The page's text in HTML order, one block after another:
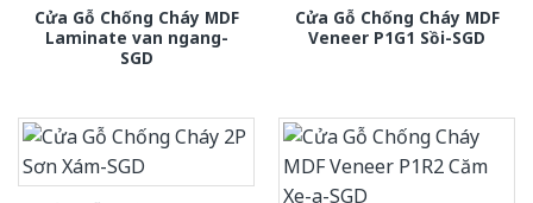
Cửa Gỗ Chống Cháy MDF
Laminate van ngang-
SGD
Cửa Gỗ Chống Cháy MDF
Veneer P1G1 Sồi-SGD